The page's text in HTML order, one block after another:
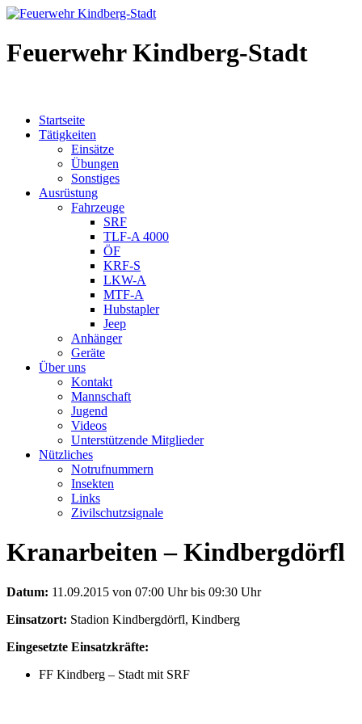
Feuerwehr Kindberg-Stadt
Startseite
Tätigkeiten
Einsätze
Übungen
Sonstiges
Ausrüstung
Fahrzeuge
SRF
TLF-A 4000
ÖF
KRF-S
LKW-A
MTF-A
Hubstapler
Jeep
Anhänger
Geräte
Über uns
Kontakt
Mannschaft
Jugend
Videos
Unterstützende Mitglieder
Nützliches
Notrufnummern
Insekten
Links
Zivilschutzsignale
Kranarbeiten – Kindbergdörfl
Datum: 11.09.2015 von 07:00 Uhr bis 09:30 Uhr
Einsatzort: Stadion Kindbergdörfl, Kindberg
Eingesetzte Einsatzkräfte:
FF Kindberg – Stadt mit SRF